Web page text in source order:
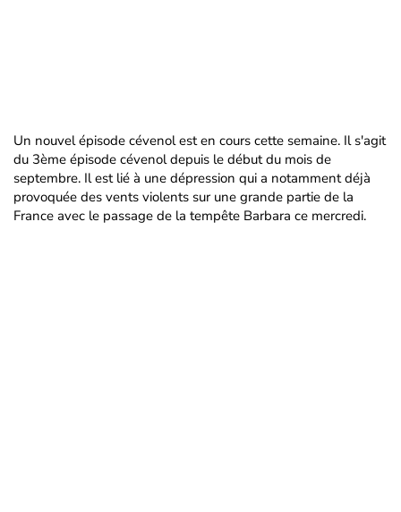
Un nouvel épisode cévenol est en cours cette semaine. Il s'agit
du 3ème épisode cévenol depuis le début du mois de
septembre. Il est lié à une dépression qui a notamment déjà
provoquée des vents violents sur une grande partie de la
France avec le passage de la tempête Barbara ce mercredi.